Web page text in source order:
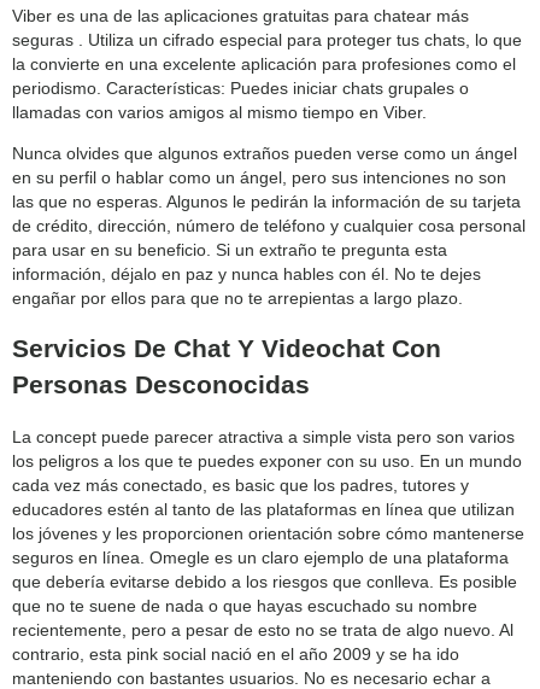
Viber es una de las aplicaciones gratuitas para chatear más
seguras . Utiliza un cifrado especial para proteger tus chats, lo que
la convierte en una excelente aplicación para profesiones como el
periodismo. Características: Puedes iniciar chats grupales o
llamadas con varios amigos al mismo tiempo en Viber.
Nunca olvides que algunos extraños pueden verse como un ángel
en su perfil o hablar como un ángel, pero sus intenciones no son
las que no esperas. Algunos le pedirán la información de su tarjeta
de crédito, dirección, número de teléfono y cualquier cosa personal
para usar en su beneficio. Si un extraño te pregunta esta
información, déjalo en paz y nunca hables con él. No te dejes
engañar por ellos para que no te arrepientas a largo plazo.
Servicios De Chat Y Videochat Con
Personas Desconocidas
La concept puede parecer atractiva a simple vista pero son varios
los peligros a los que te puedes exponer con su uso. En un mundo
cada vez más conectado, es basic que los padres, tutores y
educadores estén al tanto de las plataformas en línea que utilizan
los jóvenes y les proporcionen orientación sobre cómo mantenerse
seguros en línea. Omegle es un claro ejemplo de una plataforma
que debería evitarse debido a los riesgos que conlleva. Es posible
que no te suene de nada o que hayas escuchado su nombre
recientemente, pero a pesar de esto no se trata de algo nuevo. Al
contrario, esta pink social nació en el año 2009 y se ha ido
manteniendo con bastantes usuarios. No es necesario echar a